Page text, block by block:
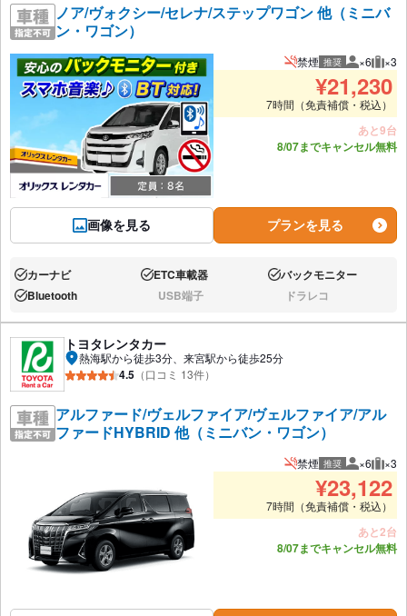
ノア/ヴォクシー/セレナ/ステップワゴン 他（ミニバ
ン・ワゴン）
画像を見る
禁煙 推奨 推奨人数
×6 推
×3
¥21,230
7時間（免責補償・税込）
あと9台
8/07までキャンセル無料
プランを見る
あり:カーナビ あり:ETC車載器 あり:バックモニター
あり:Bluetooth なし:USB端子 なし:ドラレコ
トヨタレンタカー
熱海駅から徒歩3分、来宮駅から徒歩25分
4.5 （口コミ 13件）
アルファード/ヴェルファイア/ヴェルファイア/アル
ファードHYBRID 他（ミニバン・ワゴン）
禁煙 推奨 推奨人数
×6 推
×3
¥23,122
7時間（免責補償・税込）
あと2台
8/07までキャンセル無料